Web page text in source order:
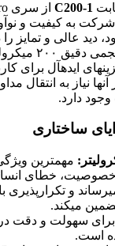
C200-1 از سری Aero کمپانی
شرکت به کیفیت و
عالی و تمایز را
فراهم میآورد،
ایدهآل برای
نیاز به انتقال
دارد.
ساختاری
مهمترین
خطای
و تکرارپذیری
میکند.
برای سهولت و دقت در
است.